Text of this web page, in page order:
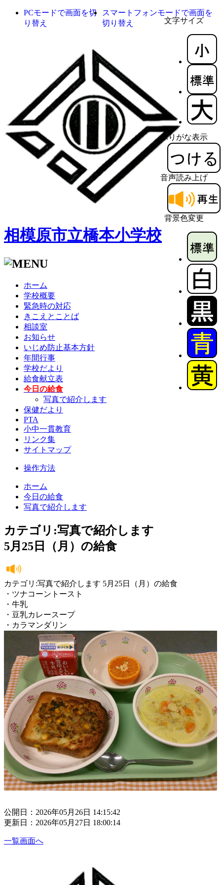
文字サイズ
ふりがな表示
音声読み上げ
背景色変更
PCモードで画面を切
り替え
スマートフォンモードで画面を
切り替え
相模原市立橋本小学校
ホーム
学校概要
緊急時の対応
きこえとことば
相談室
お知らせ
いじめ防止基本方針
年間行事
学校だより
給食献立表
今日の給食
写真で紹介します
保健だより
PTA
小中一貫教育
リンク集
サイトマップ
操作方法
ホーム
今日の給食
写真で紹介します
カテゴリ:写真で紹介します
5月25日（月）の給食
カテゴリ:写真で紹介します 5月25日（月）の給食
・ツナコーントースト
・牛乳
・豆乳カレースープ
・カラマンダリン
公開日：2026年05月26日 14:15:42
更新日：2026年05月27日 18:00:14
一覧画面へ